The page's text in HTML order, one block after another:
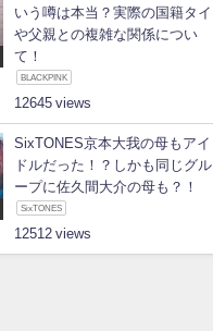
いう噂は本当？実際の国籍タイ
や父親との複雑な関係につい
て！
BLACKPINK
12645
SixTONES京本大我の母もアイ
ドルだった！？しかも同じグル
ープに佐久間大介の母も？！
SixTONES
12512